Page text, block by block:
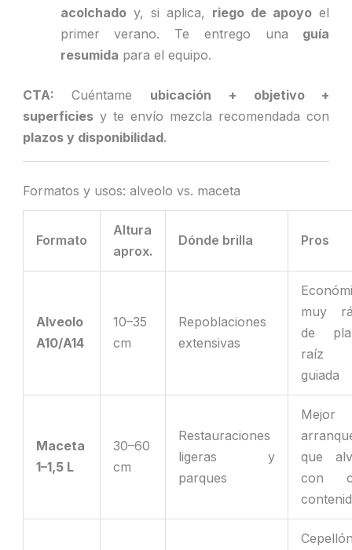
acolchadoy, si aplica, riego de apoyo el
primer verano. Te entrego una guía
resumida para el equipo.
CTA: Cuéntame ubicación + objetivo +
superficiesy te envío mezcla recomendada con
plazos y disponibilidad.
Formatos y usos: alveolo vs. maceta
Formato
Altura
aprox.
Dónde brilla Pros
Alveolo
A10/A14
10–35
cm
Repoblaciones
extensivas
muy
de
raíz
guiada
Maceta
1–1,5 L
30–60
cm
Restauraciones
ligeras y
parques
Mejor
que
con